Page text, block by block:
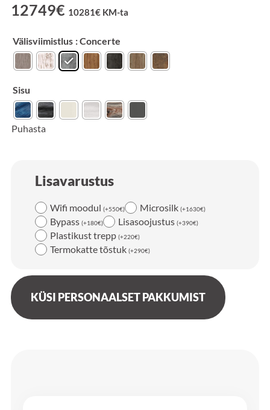
12749€ 10281€KM-ta
Välisviimistlus : Concerte
Sisu
Puhasta
Lisavarustus
Wifi moodul (+550€) Microsilk (+1630€)
Bypass (+180€) Lisasoojustus (+390€)
Plastikust trepp (+220€)
Termokatte tõstuk (+290€)
KÜSI PERSONAALSET PAKKUMIST